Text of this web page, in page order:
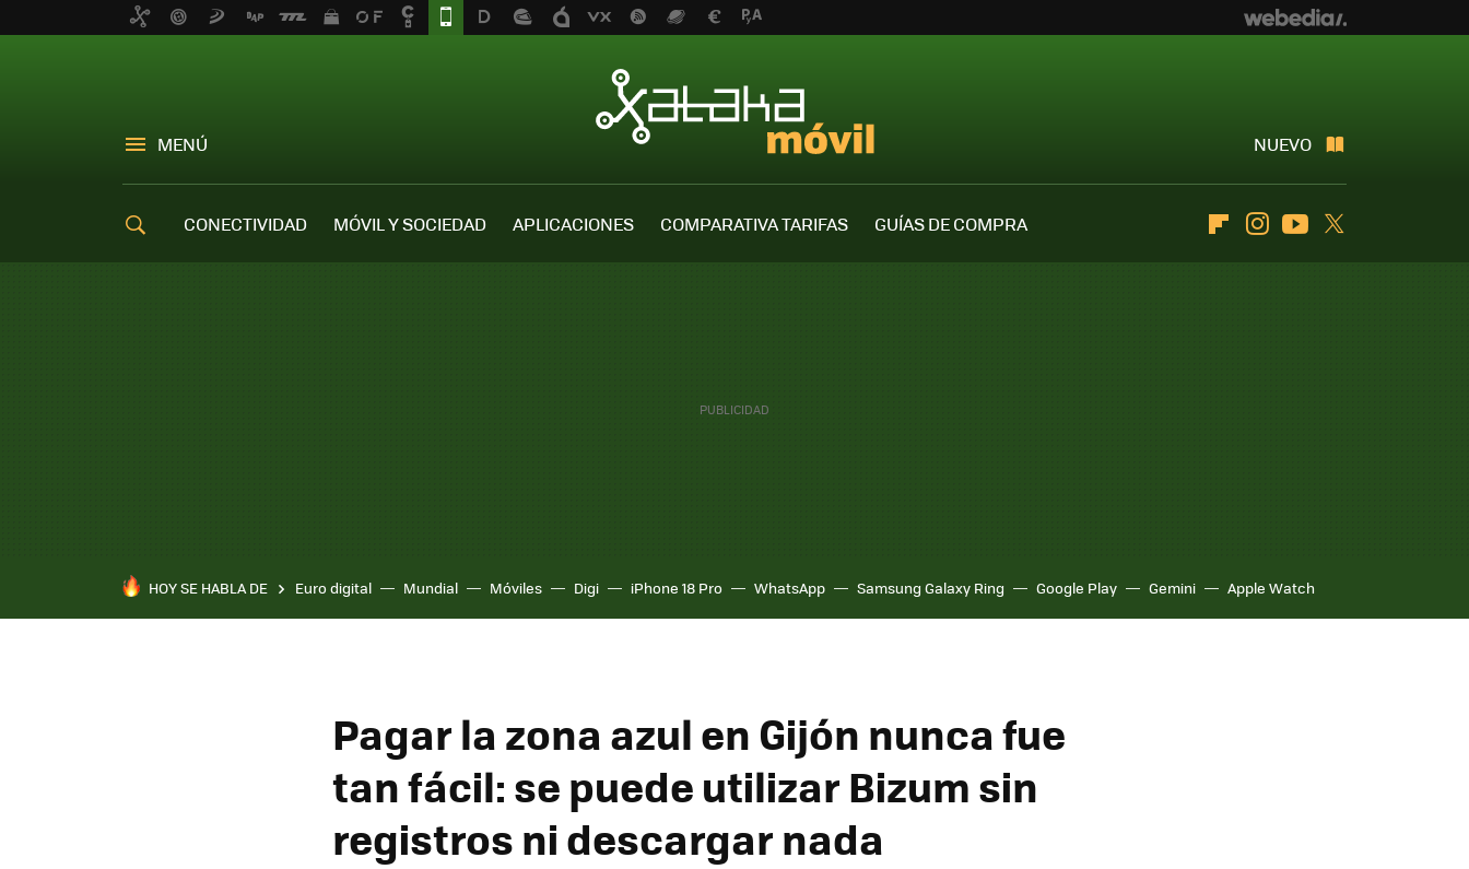
MENÚ NUEVO
CONECTIVIDAD MÓVIL Y SOCIEDAD APLICACIONES COMPARATIVA TARIFAS
GUÍAS DE COMPRA
FlipboardInstagramYoutube
HOY SE HABLA DE Euro digital Mundial Móviles Digi iPhone 18 Pro WhatsApp Samsung Galaxy Ring Google Play Gemini Apple Watch
Pagar la zona azul en Gijón nunca fue
tan fácil: se puede utilizar Bizum sin
registros ni descargar nada